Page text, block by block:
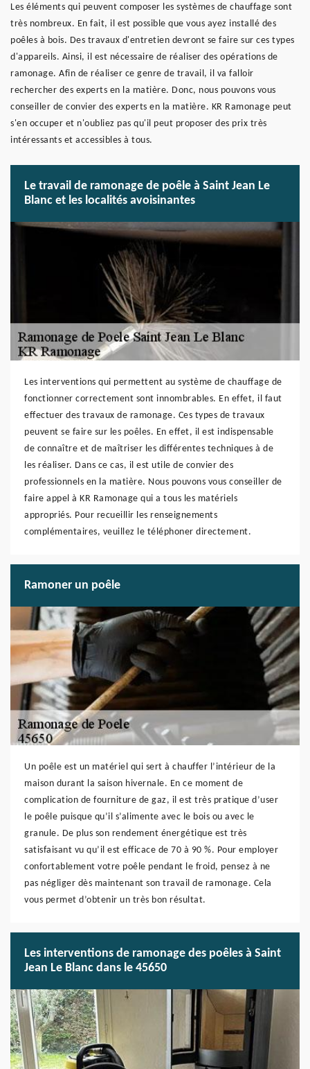
Les éléments qui peuvent composer les systèmes de chauffage sont
très nombreux. En fait, il est possible que vous ayez installé des
poêles à bois. Des travaux d'entretien devront se faire sur ces types
d'appareils. Ainsi, il est nécessaire de réaliser des opérations de
ramonage. Afin de réaliser ce genre de travail, il va falloir
rechercher des experts en la matière. Donc, nous pouvons vous
conseiller de convier des experts en la matière. KR Ramonage peut
s'en occuper et n'oubliez pas qu'il peut proposer des prix très
intéressants et accessibles à tous.
Le travail de ramonage de poêle à Saint Jean Le
Blanc et les localités avoisinantes
Les interventions qui permettent au système de chauffage de
fonctionner correctement sont innombrables. En effet, il faut
effectuer des travaux de ramonage. Ces types de travaux
peuvent se faire sur les poêles. En effet, il est indispensable
de connaître et de maîtriser les différentes techniques à de
les réaliser. Dans ce cas, il est utile de convier des
professionnels en la matière. Nous pouvons vous conseiller de
faire appel à KR Ramonage qui a tous les matériels
appropriés. Pour recueillir les renseignements
complémentaires, veuillez le téléphoner directement.
Ramoner un poêle
Un poêle est un matériel qui sert à chauffer l’intérieur de la
maison durant la saison hivernale. En ce moment de
complication de fourniture de gaz, il est très pratique d’user
le poêle puisque qu’il s’alimente avec le bois ou avec le
granule. De plus son rendement énergétique est très
satisfaisant vu qu’il est efficace de 70 à 90 %. Pour employer
confortablement votre poêle pendant le froid, pensez à ne
pas négliger dès maintenant son travail de ramonage. Cela
vous permet d’obtenir un très bon résultat.
Les interventions de ramonage des poêles à Saint
Jean Le Blanc dans le 45650